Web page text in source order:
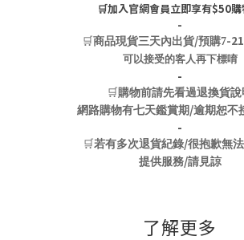
🛒加入官網會員立即享有$50
-
🛒商品現貨三天內出貨/預購7-21
可以接受的客人再下標唷
-
🛒購物前請先看過退換貨說
網路購物有七天鑑賞期/逾期恕不
-
🛒若有多次退貨紀錄/很抱歉無
提供服務/請見諒
了解更多